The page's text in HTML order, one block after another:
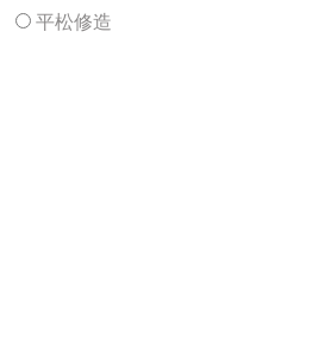
平松修造